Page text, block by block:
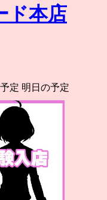
定 明日の予定